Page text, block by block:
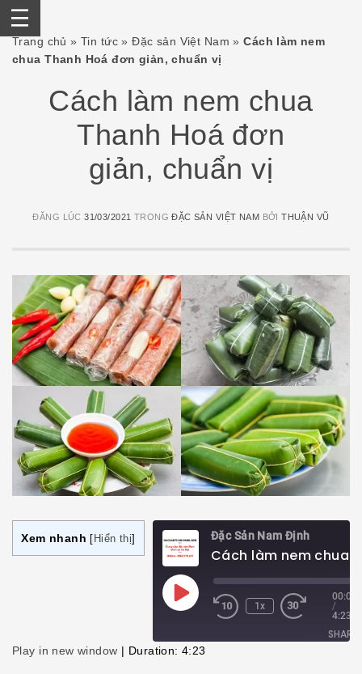
SkipTrang chủ »Tin tức »Đặc sản Việt Nam »Cách làm nem
chua Thanh Hoá đơn giản, chuẩn vị
Cách làm nem chua
Thanh Hoá đơn
giản, chuẩn vị
ĐĂNG LÚC31/03/2021 TRONGĐẶC SẢN VIỆT NAM BỞITHUẬN VŨ
Xem nhanh Hiển thị Đặc Sản Nam Định
Play
Episode
1x
00:00
/
4:23
SHARE
Play in new window | Duration: 4:23